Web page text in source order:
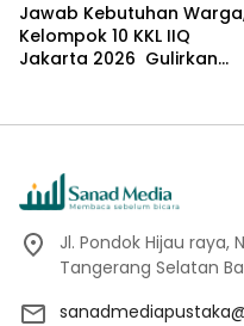
Jawab Kebutuhan
Kelompok 10 KKL IIQ
Jakarta 2026 Gulirkan
Jl. Pondok Hijau raya,
Tangerang Selatan